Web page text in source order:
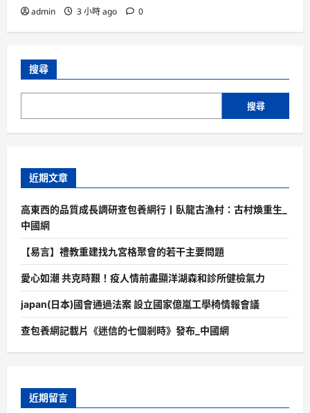
admin 3 小時 ago 0
搜尋
搜尋
近期文章
高東西的品質成長調研查包養網行丨臥龍古漁村：古村煥重生_
中國網
【易言】禮教重建找九宮格聚會的若干主要問題
愛心如潮 共克時艱！疫人情前盡顯洋湖森和診所健檢氣力
japan(日本)國會通過法案 設立國家億嵐工學椅情報會議
查包養網記載片《迷信的七個剎時》發布_中國網
近期留言